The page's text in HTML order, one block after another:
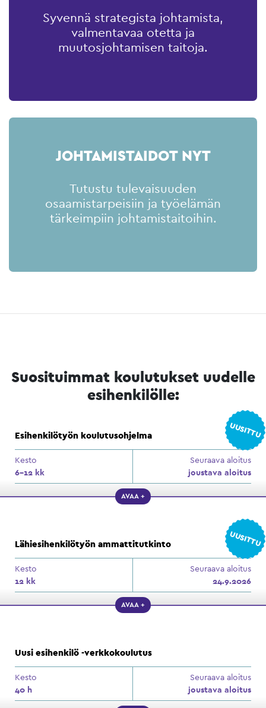
Syvennä strategista johtamista,
valmentavaa otetta ja
muutosjohtamisen taitoja.
JOHTAMISTAIDOT NYT
Tutustu tulevaisuuden
osaamistarpeisiin ja työelämän
tärkeimpiin johtamistaitoihin.
Suosituimmat koulutukset uudelle
esihenkilölle:
Esihenkilötyön koulutusohjelma
Kesto
6–12 kk
Seuraava aloitus
joustava aloitus
AVAA +
UUSITTU
Lähiesihenkilötyön ammattitutkinto
Kesto
12 kk
Seuraava aloitus
24.9.2026
AVAA +
UUSITTU
Uusi esihenkilö -verkkokoulutus
Kesto
40 h
Seuraava aloitus
joustava aloitus